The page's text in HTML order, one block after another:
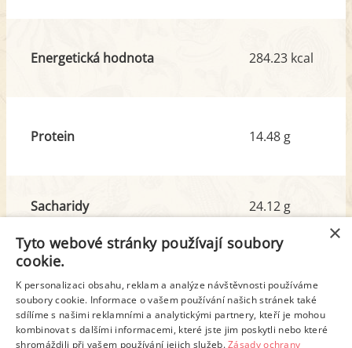
Energetická hodnota 284.23 kcal
Protein 14.48 g
Sacharidy
24.12 g
Tuk
z toho nas. mastné kyseliny
12.09 g
4.94 g
×
Tyto webové stránky používají soubory
cookie.
K personalizaci obsahu, reklam a analýze návštěvnosti používáme
soubory cookie. Informace o vašem používání našich stránek také
sdílíme s našimi reklamními a analytickými partnery, kteří je mohou
kombinovat s dalšími informacemi, které jste jim poskytli nebo které
shromáždili při vašem používání jejich služeb.Zásady ochrany